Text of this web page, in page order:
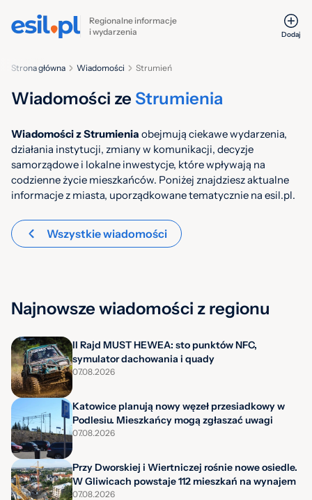
Regionalne informacje
i wydarzenia
Dodaj
Strumień
Wiadomości
Strona główna
Wiadomości ze Strumienia
Wiadomości z Strumienia obejmują ciekawe wydarzenia,
działania instytucji, zmiany w komunikacji, decyzje
samorządowe i lokalne inwestycje, które wpływają na
codzienne życie mieszkańców. Poniżej znajdziesz aktualne
informacje z miasta, uporządkowane tematycznie na esil.pl.
Wszystkie wiadomości
Najnowsze wiadomości z regionu
II Rajd MUST HEWEA: sto punktów NFC,
symulator dachowania i quady
07.08.2026
Katowice planują nowy węzeł przesiadkowy w
Podlesiu. Mieszkańcy mogą zgłaszać uwagi
07.08.2026
Przy Dworskiej i Wiertniczej rośnie nowe osiedle.
W Gliwicach powstaje 112 mieszkań na wynajem
07.08.2026